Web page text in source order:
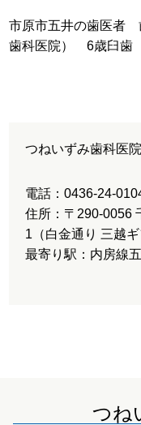
市原市五井の歯医者
歯科医院） 6歳臼歯
つねいずみ歯科医院
電話：0436-24-
住所：〒290-0056
1（白金通り 三越
最寄り駅：内房線
つね